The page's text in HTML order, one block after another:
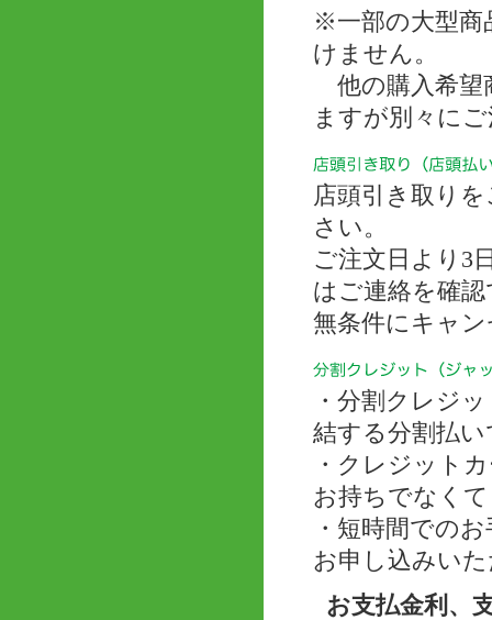
※一部の大型商
けません。
他の購入希望
ますが別々に
店頭引き取り
さい。
ご注文日より3
はご連絡を確
無条件にキャ
・分割クレジ
結する分割払い
・クレジット
お持ちでなく
・短時間での
お申し込みい
お支払金利、